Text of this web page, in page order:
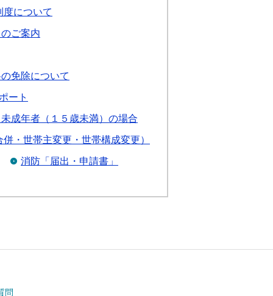
度について
ご案内
免除について
ート
成年者（１５歳未満）の場合
・世帯主変更・世帯構成変更）
消防「届出・申請書」
問